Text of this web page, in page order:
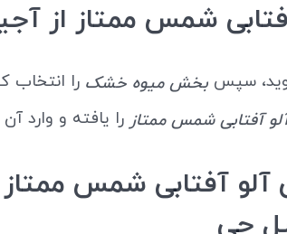
شمس ممتاز از
سپس بخش میوه خشک را انتخاب
آفتابی شمس ممتاز را یافته و وارد
آفتابی شمس ممتاز
چی